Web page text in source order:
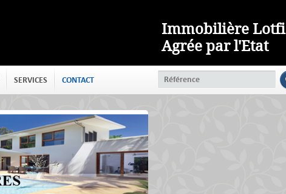
Immobilière Lotfi
Agrée par l'Etat
SERVICES CONTACT